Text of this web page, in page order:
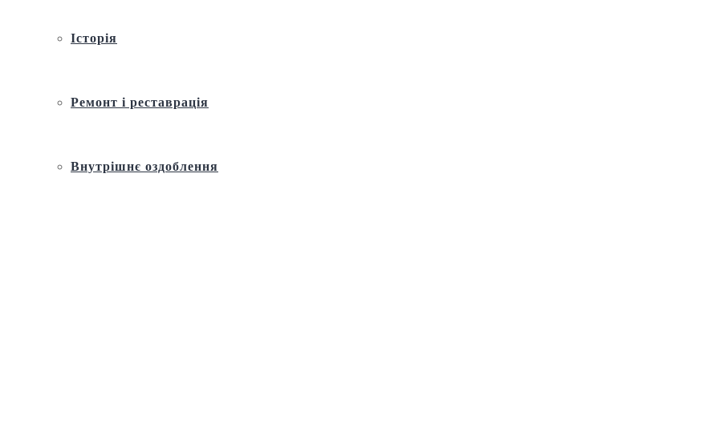
Історія
Ремонт і реставрація
Внутрішнє оздоблення